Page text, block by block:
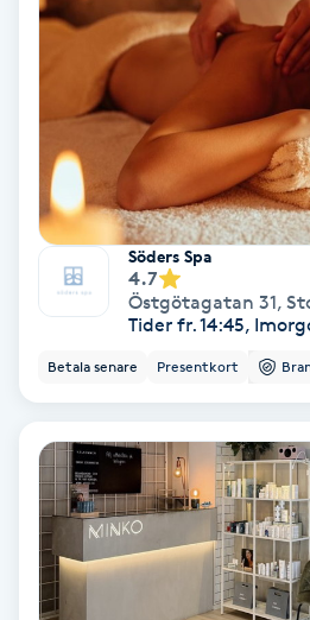
Brynplockning
Bröllopsuppsättning
Celluliter
Coachning
Cryoterapi
Damklippning
Dermapen
Söders Spa
4.7
Östgötagatan 31,
Tider fr. 14:45,
Betala senare Presentkort